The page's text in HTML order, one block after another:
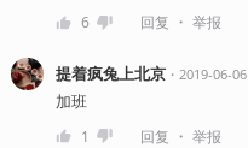
6 回复 ・ 举报
提着疯兔上北京・ 2019-06-06
加班
1 回复 ・ 举报